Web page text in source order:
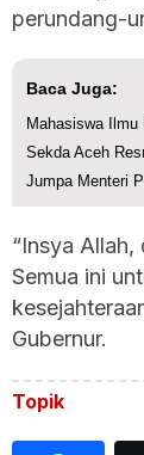
perundang-
Baca Juga:
Mahasiswa
Sekda Aceh
Jumpa Menteri
“Insya
Semua ini
Gubernur.
Topik